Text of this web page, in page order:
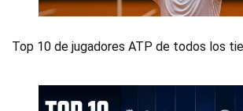
Top 10 de jugadores ATP de todos los